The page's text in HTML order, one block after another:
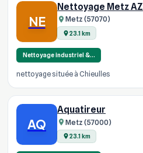
NE
Nettoyage Metz AZ
Metz (57070)
23.1 km
Nettoyage industriel &…
nettoyage située à Chieulles
AQ
Aquatireur
Metz (57000)
23.1 km